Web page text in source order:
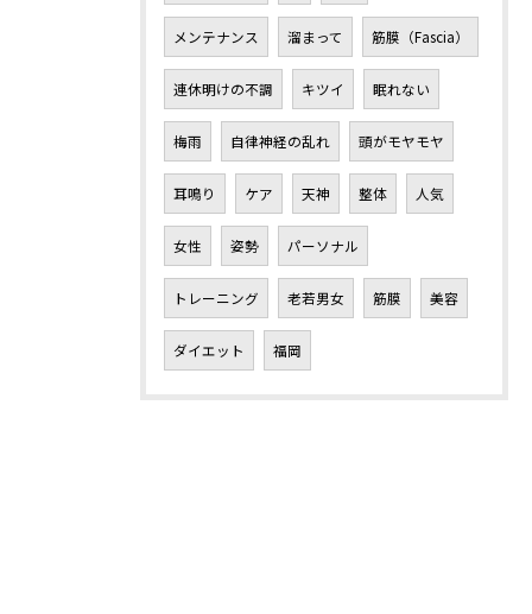
メンテナンス 溜まって 筋膜（Fascia）
連休明けの不調 キツイ 眠れない
梅雨 自律神経の乱れ 頭がモヤモヤ
耳鳴り ケア 天神 整体 人気
女性 姿勢 パーソナル
トレーニング 老若男女 筋膜 美容
ダイエット 福岡